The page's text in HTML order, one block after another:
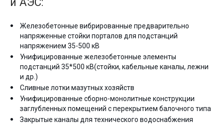
Железобетонные вибрированные предварительно
напряженные стойки порталов для подстанций
напряжением 35-500 кВ
Унифицированные железобетонные элементы
подстанций 35*500 кВ(стойки, кабельные каналы, лежни
и др.)
Сливные лотки мазутных хозяйств
Унифицированные сборно-монолитные конструкции
заглубленных помещений с перекрытием балочного типа
Закрытые каналы для технического водоснабжения